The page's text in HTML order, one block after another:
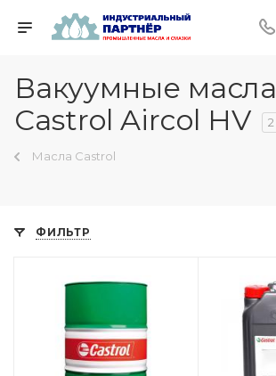
Вакуумные масла
Castrol Aircol HV
2
Масла Castrol
ФИЛЬТР